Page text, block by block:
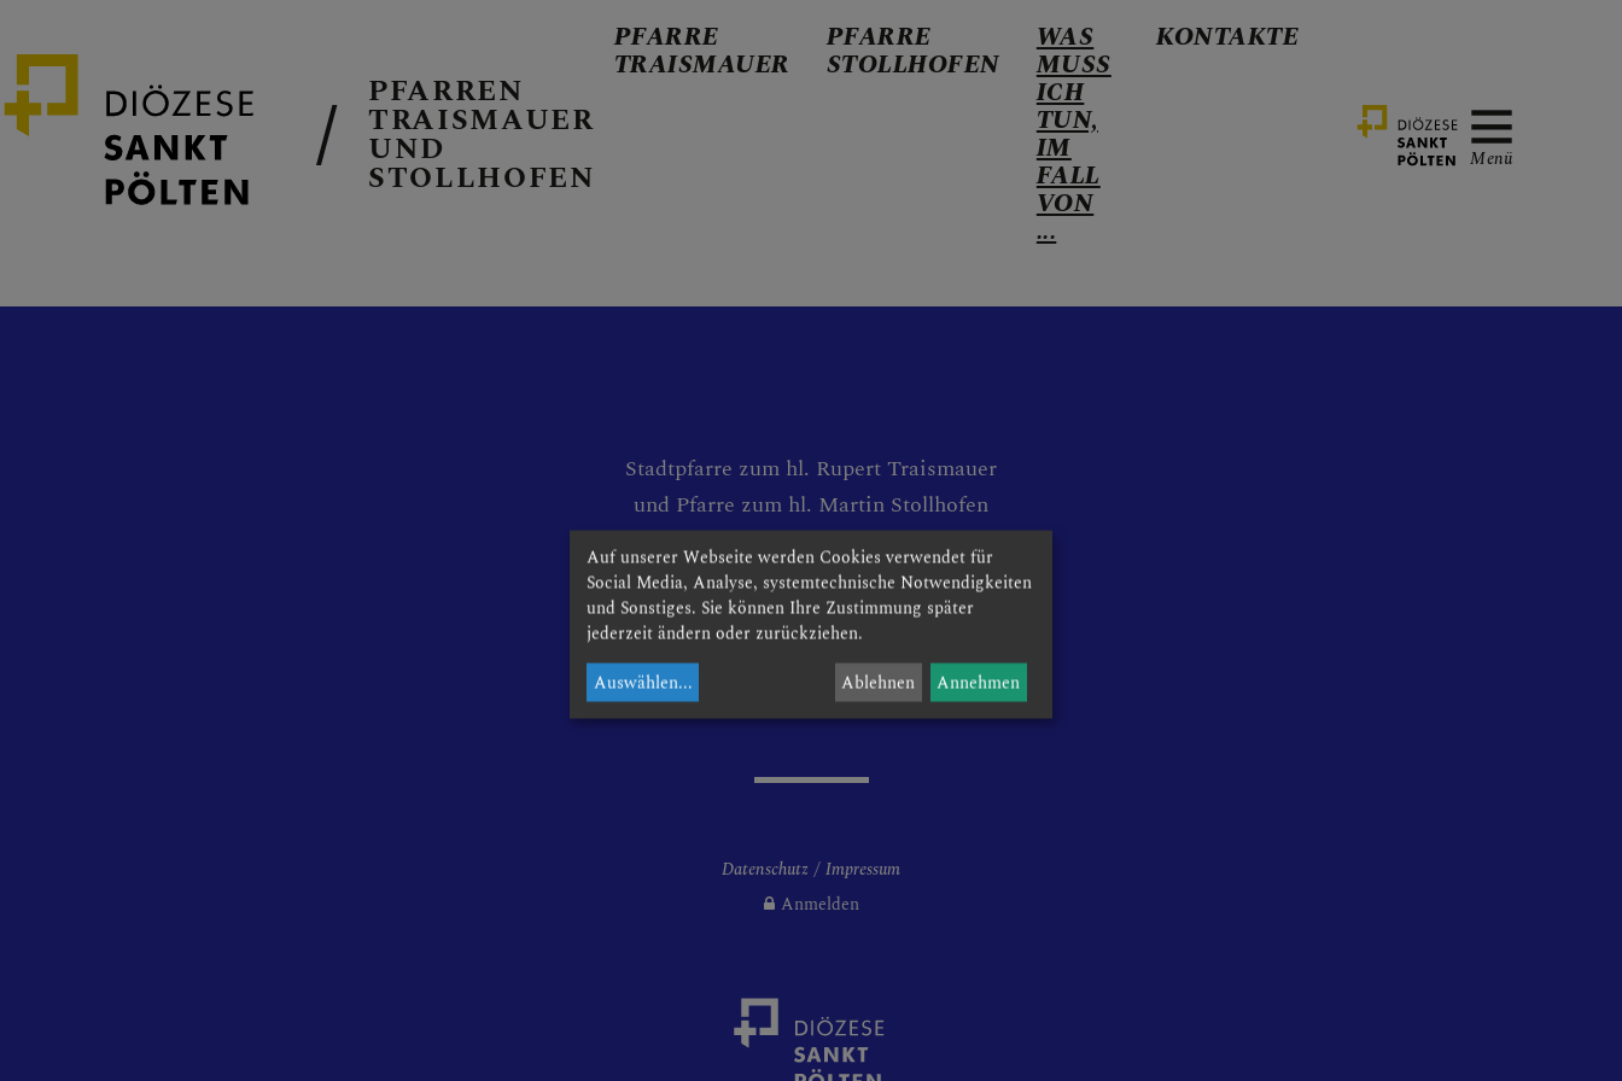
GRUPPEN & RUNDEN
PFARRE STOLLHOFEN
WAS MUSS ICH TUN, IM FALL VON ...
PFARREN
TRAISMAUER
UND
STOLLHOFEN
PFARRE
TRAISMAUER
PFARRE
STOLLHOFEN
WAS
MUSS
ICH
TUN,
IM
FALL
VON
...
KONTAKTE
Menü
Stadtpfarre zum hl. Rupert Traismauer
und Pfarre zum hl. Martin Stollhofen
Kirchenplatz 1
3133 Traismauer
Telefon: +43 2783 6356
Email:
traismauer@dsp.at
Datenschutz
Impressum
Anmelden
Auf unserer Webseite werden Cookies verwendet für
Social Media, Analyse, systemtechnische Notwendigkeiten
und Sonstiges. Sie können Ihre Zustimmung später
jederzeit ändern oder zurückziehen.
Auswählen... Ablehnen Annehmen